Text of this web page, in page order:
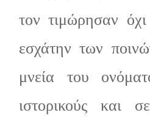
τον τιμώρησαν
εσχάτην των
μνεία του
ιστορικούς και